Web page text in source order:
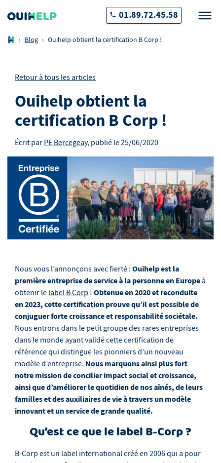
01.89.72.45.58
› Blog › Ouihelp obtient la certification B Corp !
Retour à tous les articles
Ouihelp obtient la
certification B Corp !
Écrit par PE Bercegeay, publié le25/06/2020
Nous vous l’annonçons avec fierté : Ouihelp est la
première entreprise de service à la personne en Europeà
obtenir le label B Corp ! Obtenue en 2020 et reconduite
en 2023, cette certification prouve qu’il est possible de
conjuguer forte croissance et responsabilité sociétale.
Nous entrons dans le petit groupe des rares entreprises
dans le monde ayant validé cette certification de
référence qui distingue les pionniers d’un nouveau
modèle d’entreprise. Nous marquons ainsi plus fort
notre mission de concilier impact social et croissance,
ainsi que d’améliorer le quotidien de nos aînés, de leurs
familles et des auxiliaires de vie à travers un modèle
innovant et un service de grande qualité.
Qu’est ce que le label B-Corp ?
B-Corp est un label international créé en 2006 qui a pour